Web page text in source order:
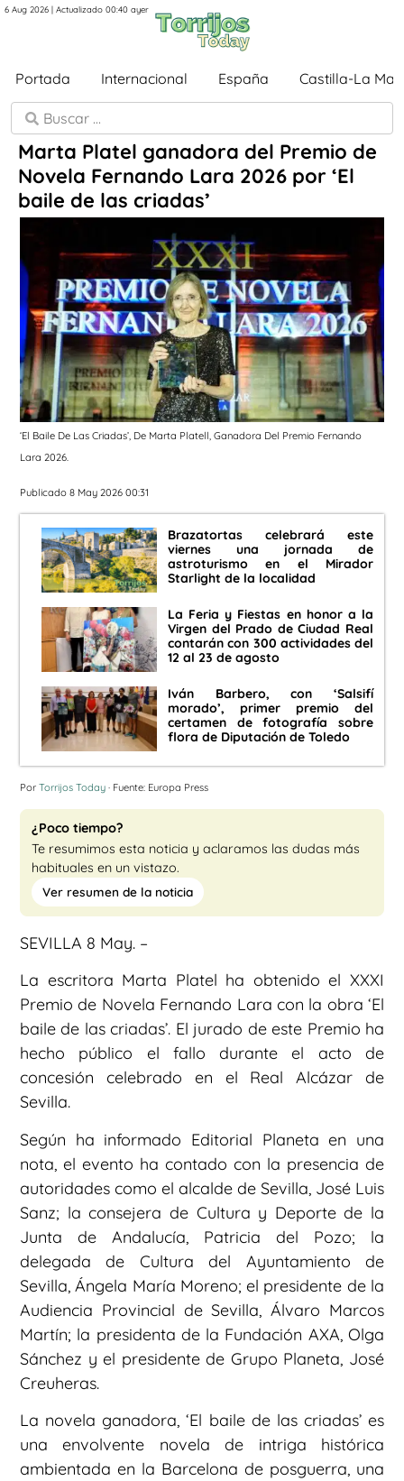
6 Aug 2026 | Actualizado 00:40 ayer
Portada Internacional España Castilla-La
Marta Platel ganadora del Premio de
Novela Fernando Lara 2026 por ‘El
baile de las criadas’
‘El Baile De Las Criadas’, De Marta Platell, Ganadora Del Premio Fernando
Lara 2026.
Publicado 8 May 2026 00:31
Brazatortas celebrará este
viernes una jornada de
astroturismo en el Mirador
Starlight de la localidad
La Feria y Fiestas en honor a la
Virgen del Prado de Ciudad Real
contarán con 300 actividades del
12 al 23 de agosto
Iván Barbero, con ‘Salsifí
morado’, primer premio del
certamen de fotografía sobre
flora de Diputación de Toledo
Por Torrijos Today · Fuente: Europa Press
¿Poco tiempo?
Te resumimos esta noticia y aclaramos las dudas más
habituales en un vistazo.
Ver resumen de la noticia
SEVILLA 8 May. –
La escritora Marta Platel ha obtenido el XXXI
Premio de Novela Fernando Lara con la obra ‘El
baile de las criadas’. El jurado de este Premio ha
hecho público el fallo durante el acto de
concesión celebrado en el Real Alcázar de
Sevilla.
Según ha informado Editorial Planeta en una
nota, el evento ha contado con la presencia de
autoridades como el alcalde de Sevilla, José Luis
Sanz; la consejera de Cultura y Deporte de la
Junta de Andalucía, Patricia del Pozo; la
delegada de Cultura del Ayuntamiento de
Sevilla, Ángela María Moreno; el presidente de la
Audiencia Provincial de Sevilla, Álvaro Marcos
Martín; la presidenta de la Fundación AXA, Olga
Sánchez y el presidente de Grupo Planeta, José
Creuheras.
La novela ganadora, ‘El baile de las criadas’ es
una envolvente novela de intriga histórica
ambientada en la Barcelona de posguerra, una